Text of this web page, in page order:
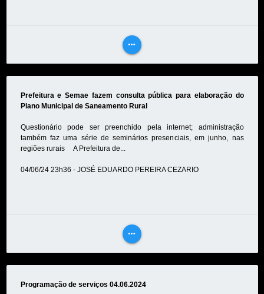
more_horiz
VEJA
Prefeitura e Semae fazem consulta pública para elaboração do
Plano Municipal de Saneamento Rural
Questionário pode ser preenchido pela internet; administração
também faz uma série de seminários presenciais, em junho, nas
regiões rurais A Prefeitura de...
04/06/24 23h36 - JOSÉ EDUARDO PEREIRA CEZARIO
more_horiz
VEJA
Programação de serviços 04.06.2024